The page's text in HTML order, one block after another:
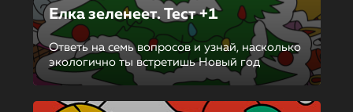
Елка зеленеет. Тест +1
Ответь на семь вопросов и узнай, насколько
экологично ты встретишь Новый год